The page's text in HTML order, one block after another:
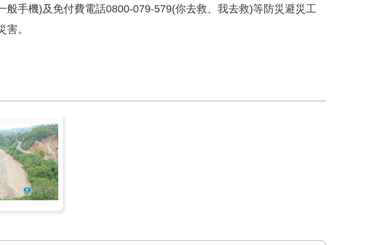
手機)及免付費電話0800-079-579(你去救、我去救)等防災避災工
。